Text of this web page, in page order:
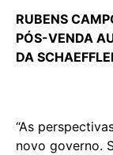
RUBENS
PÓS-VENDA
DA
“As
novo governo.